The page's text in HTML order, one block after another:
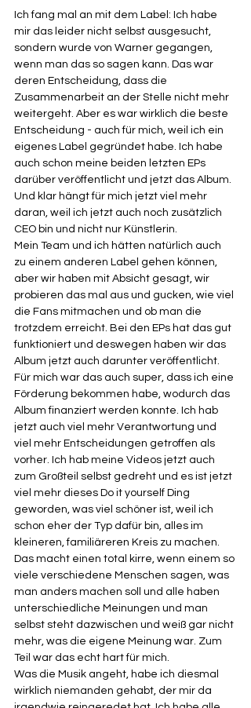
Ich fang mal an mit dem Label: Ich habe
mir das leider nicht selbst ausgesucht,
sondern wurde von Warner gegangen,
wenn man das so sagen kann. Das war
deren Entscheidung, dass die
Zusammenarbeit an der Stelle nicht mehr
weitergeht. Aber es war wirklich die beste
Entscheidung - auch für mich, weil ich ein
eigenes Label gegründet habe. Ich habe
auch schon meine beiden letzten EPs
darüber veröffentlicht und jetzt das Album.
Und klar hängt für mich jetzt viel mehr
daran, weil ich jetzt auch noch zusätzlich
CEO bin und nicht nur Künstlerin.
Mein Team und ich hätten natürlich auch
zu einem anderen Label gehen können,
aber wir haben mit Absicht gesagt, wir
probieren das mal aus und gucken, wie viel
die Fans mitmachen und ob man die
trotzdem erreicht. Bei den EPs hat das gut
funktioniert und deswegen haben wir das
Album jetzt auch darunter veröffentlicht.
Für mich war das auch super, dass ich eine
Förderung bekommen habe, wodurch das
Album finanziert werden konnte. Ich hab
jetzt auch viel mehr Verantwortung und
viel mehr Entscheidungen getroffen als
vorher. Ich hab meine Videos jetzt auch
zum Großteil selbst gedreht und es ist jetzt
viel mehr dieses Do it yourself Ding
geworden, was viel schöner ist, weil ich
schon eher der Typ dafür bin, alles im
kleineren, familiäreren Kreis zu machen.
Das macht einen total kirre, wenn einem so
viele verschiedene Menschen sagen, was
man anders machen soll und alle haben
unterschiedliche Meinungen und man
selbst steht dazwischen und weiß gar nicht
mehr, was die eigene Meinung war. Zum
Teil war das echt hart für mich.
Was die Musik angeht, habe ich diesmal
wirklich niemanden gehabt, der mir da